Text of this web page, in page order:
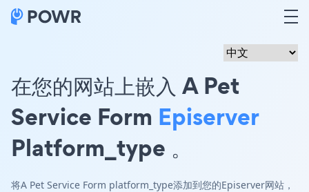
在您的网站上嵌入 A Pet
Service Form Episerver
Platform_type 。
将A Pet Service Form platform_type添加到您的Episerver网站，